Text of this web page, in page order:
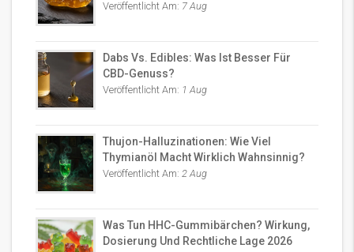
Veröffentlicht Am: 7 Aug
Dabs Vs. Edibles: Was Ist Besser Für
CBD-Genuss?
Veröffentlicht Am: 1 Aug
Thujon-Halluzinationen: Wie Viel
Thymianöl Macht Wirklich Wahnsinnig?
Veröffentlicht Am: 2 Aug
Was Tun HHC-Gummibärchen? Wirkung,
Dosierung Und Rechtliche Lage 2026